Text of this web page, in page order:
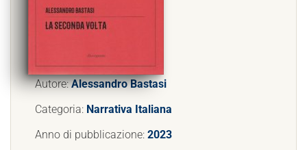
Autore:Alessandro Bastasi
Categoria: Narrativa Italiana
Anno di pubblicazione: 2023